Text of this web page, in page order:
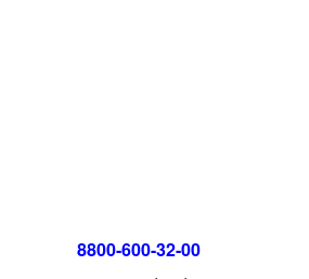
8800-600-32-00